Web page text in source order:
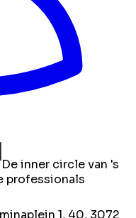
De inner circle van 's
professionals
1, 40, 3072